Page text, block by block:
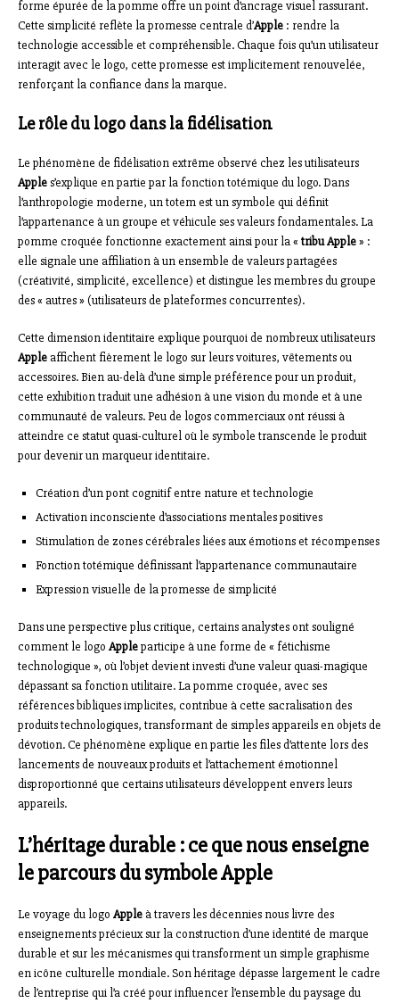
forme épurée de la pomme offre un point d’ancrage visuel rassurant.
Cette simplicité reflète la promesse centrale d’Apple : rendre la
technologie accessible et compréhensible. Chaque fois qu’un utilisateur
interagit avec le logo, cette promesse est implicitement renouvelée,
renforçant la confiance dans la marque.
Le rôle du logo dans la fidélisation
Le phénomène de fidélisation extrême observé chez les utilisateurs
Apples’explique en partie par la fonction totémique du logo. Dans
l’anthropologie moderne, un totem est un symbole qui définit
l’appartenance à un groupe et véhicule ses valeurs fondamentales. La
pomme croquée fonctionne exactement ainsi pour la « tribu Apple» :
elle signale une affiliation à un ensemble de valeurs partagées
(créativité, simplicité, excellence) et distingue les membres du groupe
des « autres » (utilisateurs de plateformes concurrentes).
Cette dimension identitaire explique pourquoi de nombreux utilisateurs
Appleaffichent fièrement le logo sur leurs voitures, vêtements ou
accessoires. Bien au-delà d’une simple préférence pour un produit,
cette exhibition traduit une adhésion à une vision du monde et à une
communauté de valeurs. Peu de logos commerciaux ont réussi à
atteindre ce statut quasi-culturel où le symbole transcende le produit
pour devenir un marqueur identitaire.
Création d’un pont cognitif entre nature et technologie
Activation inconsciente d’associations mentales positives
Stimulation de zones cérébrales liées aux émotions et récompenses
Fonction totémique définissant l’appartenance communautaire
Expression visuelle de la promesse de simplicité
Dans une perspective plus critique, certains analystes ont souligné
comment le logo Appleparticipe à une forme de « fétichisme
technologique », où l’objet devient investi d’une valeur quasi-magique
dépassant sa fonction utilitaire. La pomme croquée, avec ses
références bibliques implicites, contribue à cette sacralisation des
produits technologiques, transformant de simples appareils en objets de
dévotion. Ce phénomène explique en partie les files d’attente lors des
lancements de nouveaux produits et l’attachement émotionnel
disproportionné que certains utilisateurs développent envers leurs
appareils.
L’héritage durable : ce que nous enseigne
le parcours du symbole Apple
Le voyage du logo Appleà travers les décennies nous livre des
enseignements précieux sur la construction d’une identité de marque
durable et sur les mécanismes qui transforment un simple graphisme
en icône culturelle mondiale. Son héritage dépasse largement le cadre
de l’entreprise qui l’a créé pour influencer l’ensemble du paysage du